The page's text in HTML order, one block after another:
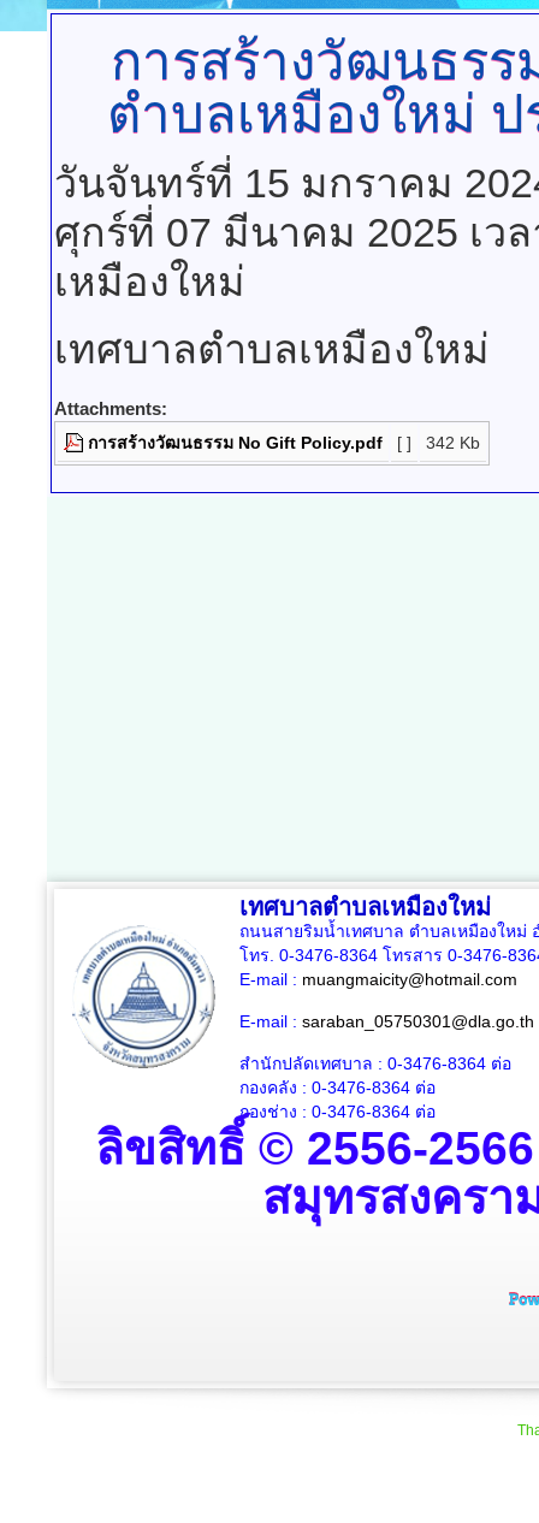
การสร้างวัฒนธรร
ตำบลเหมืองใหม่
วันจันทร์ที่ 15 มกราคม
ศุกร์ที่ 07 มีนาคม 2025 เว
เหมืองใหม่
เทศบาลตำบลเหมืองใหม่
Attachments:
การสร้างวัฒนธรรม No Gift Policy.pdf [ ] 342 Kb
เทศบาลตำบลเหมืองใหม่
ถนนสายริมน้ำเทศบาล ตำบลเหมืองใหม่
โทร. 0-3476-8364 โทรสาร 0-3476-
E-mail : muangmaicity@hotmail.com
E-mail : saraban_05750301@dla.go.th
สำนักปลัดเทศบาล : 0-3476-8364 ต่อ
กองคลัง : 0-3476-8364 ต่อ
กองช่าง : 0-3476-8364 ต่อ
ลิขสิทธิ์ © 2556-
สมุทรสงครา